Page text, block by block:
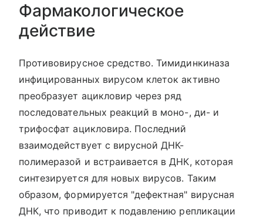
Фармакологическое
действие
Противовирусное средство. Тимидинкиназа
инфицированных вирусом клеток активно
преобразует ацикловир через ряд
последовательных реакций в моно-, ди- и
трифосфат ацикловира. Последний
взаимодействует с вирусной ДНК-
полимеразой и встраивается в ДНК, которая
синтезируется для новых вирусов. Таким
образом, формируется "дефектная" вирусная
ДНК, что приводит к подавлению репликации